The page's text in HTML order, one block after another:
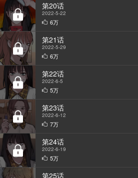
第20话
2022-5-22
6万
第21话
2022-5-29
6万
第22话
2022-6-5
5万
第23话
2022-6-12
7万
第24话
2022-6-19
5万
第25话